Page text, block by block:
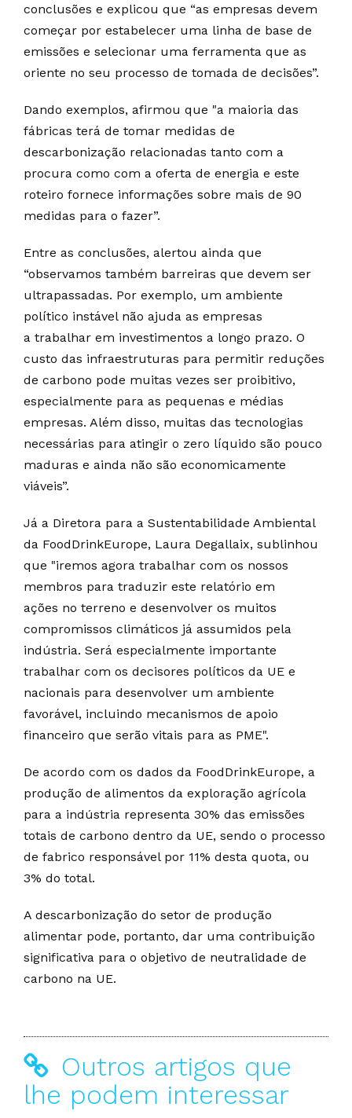
conclusões e explicou que “as empresas devem
começar por estabelecer uma linha de base de
emissões e selecionar uma ferramenta que as
oriente no seu processo de tomada de decisões”.
Dando exemplos, afirmou que "a maioria das
fábricas terá de tomar medidas de
descarbonização relacionadas tanto com a
procura como com a oferta de energia e este
roteiro fornece informações sobre mais de 90
medidas para o fazer”.
Entre as conclusões, alertou ainda que
“observamos também barreiras que devem ser
ultrapassadas. Por exemplo, um ambiente
político instável não ajuda as empresas
a trabalhar em investimentos a longo prazo. O
custo das infraestruturas para permitir reduções
de carbono pode muitas vezes ser proibitivo,
especialmente para as pequenas e médias
empresas. Além disso, muitas das tecnologias
necessárias para atingir o zero líquido são pouco
maduras e ainda não são economicamente
viáveis”.
Já a Diretora para a Sustentabilidade Ambiental
da FoodDrinkEurope, Laura Degallaix, sublinhou
que "iremos agora trabalhar com os nossos
membros para traduzir este relatório em
ações no terreno e desenvolver os muitos
compromissos climáticos já assumidos pela
indústria. Será especialmente importante
trabalhar com os decisores políticos da UE e
nacionais para desenvolver um ambiente
favorável, incluindo mecanismos de apoio
financeiro que serão vitais para as PME".
De acordo com os dados da FoodDrinkEurope, a
produção de alimentos da exploração agrícola
para a indústria representa 30% das emissões
totais de carbono dentro da UE, sendo o processo
de fabrico responsável por 11% desta quota, ou
3% do total.
A descarbonização do setor de produção
alimentar pode, portanto, dar uma contribuição
significativa para o objetivo de neutralidade de
carbono na UE.
Outros artigos que
lhe podem interessar